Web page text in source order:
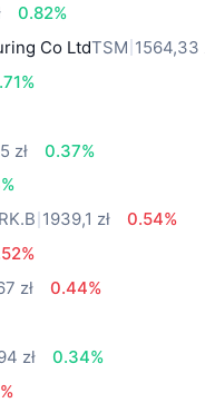
0.82%
Co LtdTSM 1564,33
zł
0.37%
1939,1 zł
0.54%
zł
0.44%
zł
0.34%